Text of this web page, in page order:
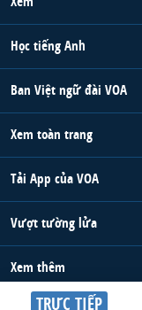
TRỰC TIẾP
Học tiếng Anh
Ban Việt ngữ đài VOA
Xem toàn trang
Tải App của VOA
Vượt tường lửa
Xem thêm